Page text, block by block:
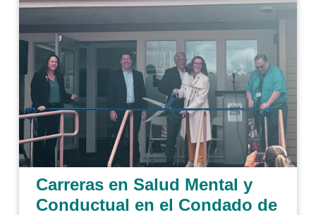
Carreras en Salud Mental y
Conductual en el Condado de